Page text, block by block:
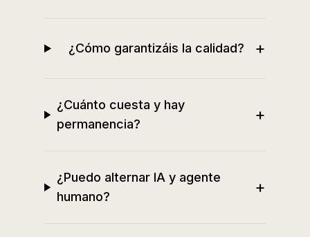
¿Cómo garantizáis la calidad? +
¿Cuánto cuesta y hay
permanencia?
+
¿Puedo alternar IA y agente
humano?
+